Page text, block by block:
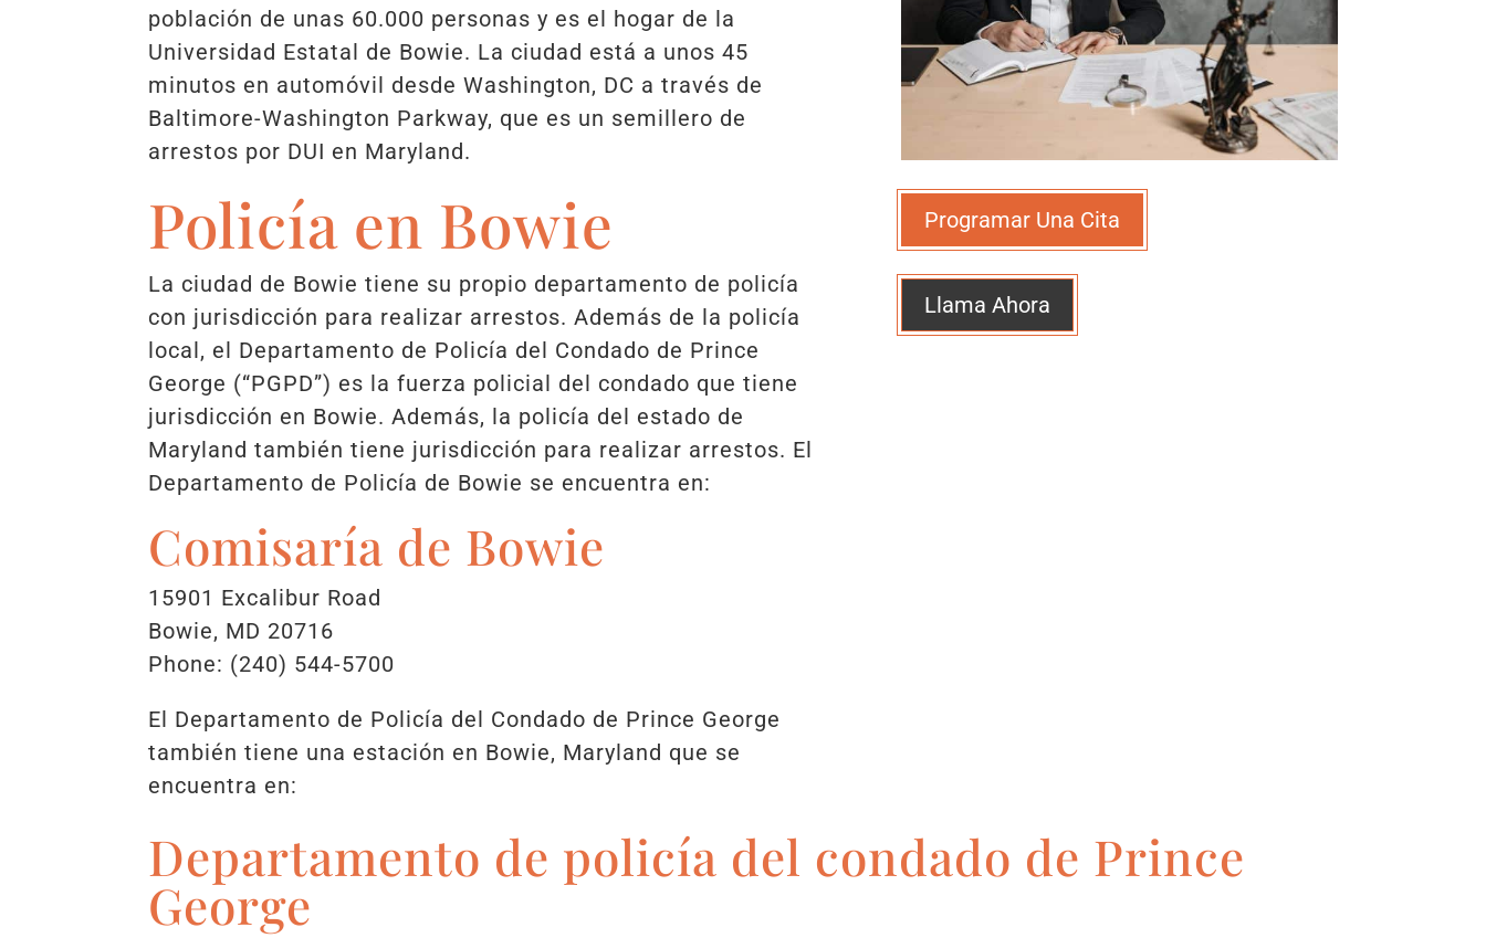
población de unas 60.000 personas y es el hogar de la
Universidad Estatal de Bowie. La ciudad está a unos 45
minutos en automóvil desde Washington, DC a través de
Baltimore-Washington Parkway, que es un semillero de
arrestos por DUI en Maryland.
Policía en Bowie
La ciudad de Bowie tiene su propio departamento de policía
con jurisdicción para realizar arrestos. Además de la policía
local, el Departamento de Policía del Condado de Prince
George (“PGPD”) es la fuerza policial del condado que tiene
jurisdicción en Bowie. Además, la policía del estado de
Maryland también tiene jurisdicción para realizar arrestos. El
Departamento de Policía de Bowie se encuentra en:
Comisaría de Bowie
15901 Excalibur Road
Bowie, MD 20716
Phone: (240) 544-5700
El Departamento de Policía del Condado de Prince George
también tiene una estación en Bowie, Maryland que se
encuentra en:
Programar Una Cita
Llama Ahora
Departamento de policía del condado de Prince
George